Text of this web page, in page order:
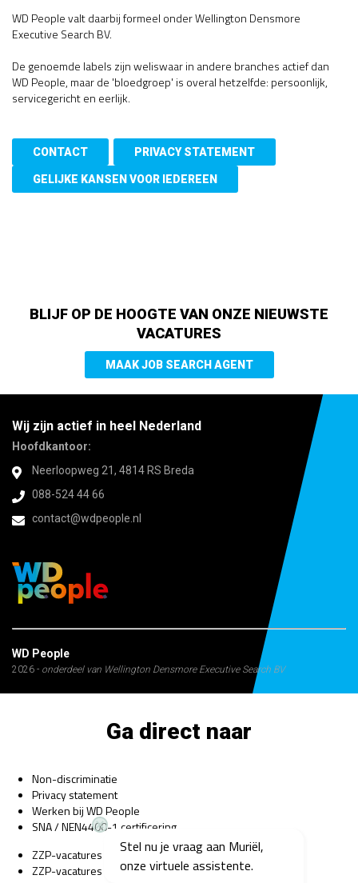
WD People valt daarbij formeel onder Wellington Densmore
Executive Search BV.
De genoemde labels zijn weliswaar in andere branches actief dan
WD People, maar de 'bloedgroep' is overal hetzelfde: persoonlijk,
servicegericht en eerlijk.
CONTACT PRIVACY STATEMENT
GELIJKE KANSEN VOOR IEDEREEN
BLIJF OP DE HOOGTE VAN ONZE NIEUWSTE
VACATURES
MAAK JOB SEARCH AGENT
Wij zijn actief in heel Nederland
Hoofdkantoor:
Neerloopweg 21, 4814 RS Breda
088-524 44 66
contact@wdpeople.nl
WD People
2026 - onderdeel van Wellington Densmore Executive Search BV
Ga direct naar
Non-discriminatie
Privacy statement
Werken bij WD People
SNA / NEN4400-1 certificering
ZZP-vacatures Bedrijfsarts
ZZP-vacatures Psycholoog
Stel nu je vraag aan Muriël,
onze virtuele assistente.